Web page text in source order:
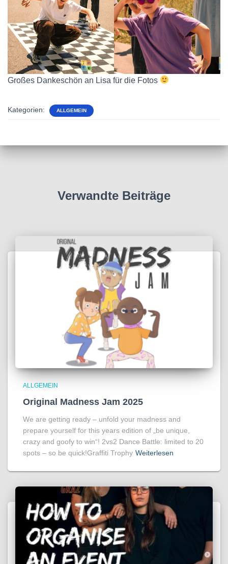
Großes Dankeschön an Lisa für die Fotos
Kategorien: ALLGEMEIN
Verwandte Beiträge
ALLGEMEIN
Original Madness Jam 2025
We are getting ready – unfold your madness and
prepare yourself for this years edition of „be unique,
crazy and goofy to win“! 2vs2 Dance Battle: limited to 20
spots – so be quick!Graffiti Trophy Weiterlesen